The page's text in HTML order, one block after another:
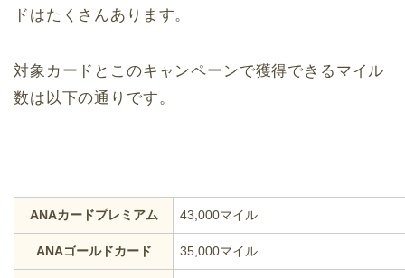
ドはたくさんあります。
対象カードとこのキャンペーンで獲得できるマイル
数は以下の通りです。
ANAカードプレミアム 43,000マイル
ANAゴールドカード 35,000マイル